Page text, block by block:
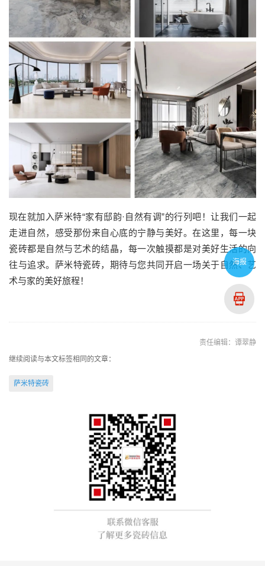
现在就加入萨米特“家有邸韵·自然有调”的行列吧！让我们一起
走进自然，感受那份来自心底的宁静与美好。在这里，每一块
瓷砖都是自然与艺术的结晶，每一次触摸都是对美好生活的向
往与追求。萨米特瓷砖，期待与您共同开启一场关于自然、艺
术与家的美好旅程！
责任编辑：谭翠静
继续阅读与本文标签相同的文章：
萨米特瓷砖
海报